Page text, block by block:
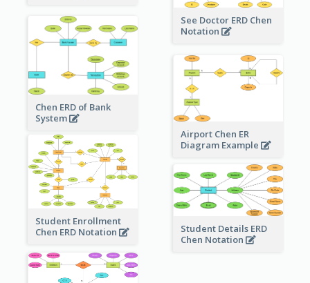
See Doctor ERD Chen
Notation
Chen ERD of Bank
System
Airport Chen ER
Diagram Example
Student Enrollment
Chen ERD Notation
Student Details ERD
Chen Notation